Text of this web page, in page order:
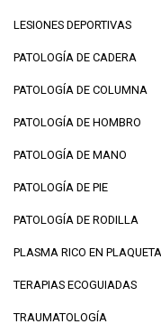
LESIONES DEPORTIVAS
PATOLOGÍA DE CADERA
PATOLOGÍA DE COLUMNA
PATOLOGÍA DE HOMBRO
PATOLOGÍA DE MANO
PATOLOGÍA DE PIE
PATOLOGÍA DE RODILLA
PLASMA RICO EN
TERAPIAS ECOGUIADAS
TRAUMATOLOGÍA